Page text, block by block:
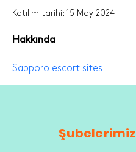
Katılım tarihi: 15 May 2024
Hakkında
Sapporo escort sites
Şubelerimiz